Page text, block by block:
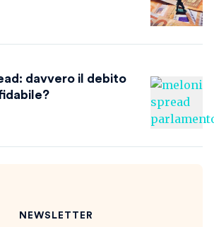
davvero il debito
NEWSLETTER